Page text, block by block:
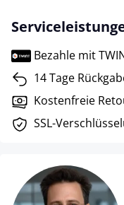
Bezahle mit
14 Tage
Kostenfreie
SSL-